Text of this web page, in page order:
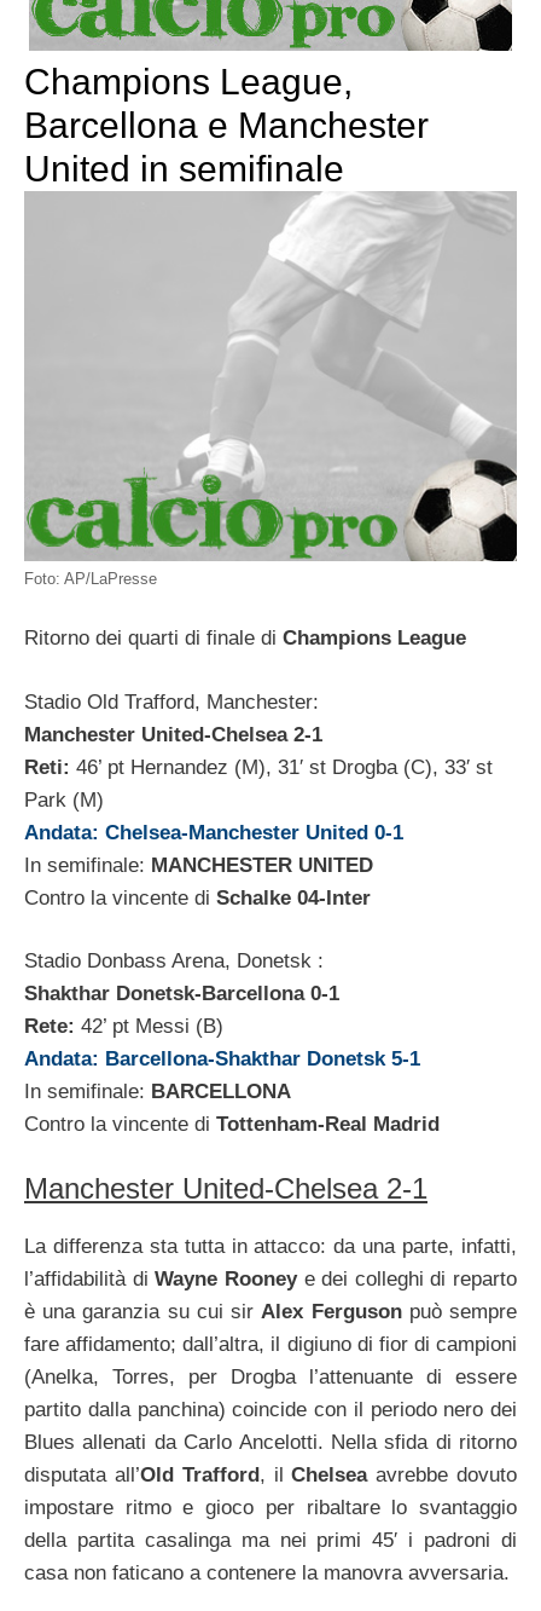
Champions League,
Barcellona e Manchester
United in semifinale
Foto: AP/LaPresse
Ritorno dei quarti di finale di Champions League
Stadio Old Trafford, Manchester:
Manchester United-Chelsea 2-1
Reti: 46’ pt Hernandez (M), 31′ st Drogba (C), 33′ st
Park (M)
Andata: Chelsea-Manchester United 0-1
In semifinale: MANCHESTER UNITED
Contro la vincente di Schalke 04-Inter
Stadio Donbass Arena, Donetsk :
Shakthar Donetsk-Barcellona 0-1
Rete: 42’ pt Messi (B)
Andata: Barcellona-Shakthar Donetsk 5-1
In semifinale: BARCELLONA
Contro la vincente di Tottenham-Real Madrid
Manchester United-Chelsea 2-1
La differenza sta tutta in attacco: da una parte, infatti,
l’affidabilità diWayne Rooney e dei colleghi di reparto
è una garanzia su cui sir Alex Fergusonpuò sempre
fare affidamento; dall’altra, il digiuno di fior di campioni
(Anelka, Torres, per Drogba l’attenuante di essere
partito dalla panchina) coincide con il periodo nero dei
Blues allenati da Carlo Ancelotti. Nella sfida di ritorno
disputata all’Old Trafford, ilChelseaavrebbe dovuto
impostare ritmo e gioco per ribaltare lo svantaggio
della partita casalinga ma nei primi 45′ i padroni di
casa non faticano a contenere la manovra avversaria.